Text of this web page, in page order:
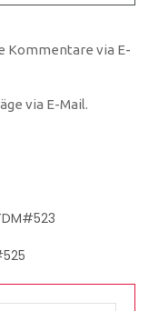
Kommentare via E-
via E-Mail.